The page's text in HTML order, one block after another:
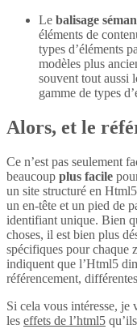
Le balisage
éléments de
types d’éléments
modèles plus
souvent tout aussi
gamme de types
Alors, et le
Ce n’est pas seulement
beaucoup plus facile
un site structuré en
un en-tête et un pied de
identifiant unique. Bien
choses, il est bien plus
spécifiques pour chaque
indiquent que l’Html5
référencement,
Si cela vous intéresse, je
les effets de l’html5